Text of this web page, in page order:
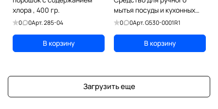
хлора , 400 гр.
0 0Арт.285-04
В корзину
мытья посуды и кухонных
фасадов, 1 л
0 0Арт.G530-0001R1
В корзину
Загрузить еще